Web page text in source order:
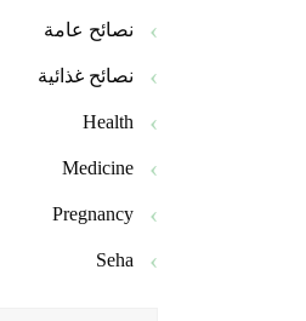
نصائح عامة
نصائح غذائية
Health
Medicine
Pregnancy
Seha